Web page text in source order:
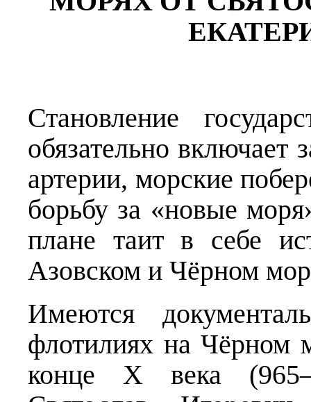
Становление
обязательно включает
артерии, морские
борьбу за «новые
плане таит в себе
Азовском и Чёрном
Имеются
флотилиях на Чёрном
конце X века